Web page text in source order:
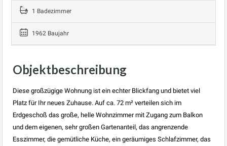
1 Badezimmer
1962 Baujahr
Objektbeschreibung
Diese großzügige Wohnung ist ein echter Blickfang und bietet viel
Platz für Ihr neues Zuhause. Auf ca. 72 m² verteilen sich im
Erdgeschoß das große, helle Wohnzimmer mit Zugang zum Balkon
und dem eigenen, sehr großen Gartenanteil, das angrenzende
Esszimmer, die gemütliche Küche, ein geräumiges Schlafzimmer, das